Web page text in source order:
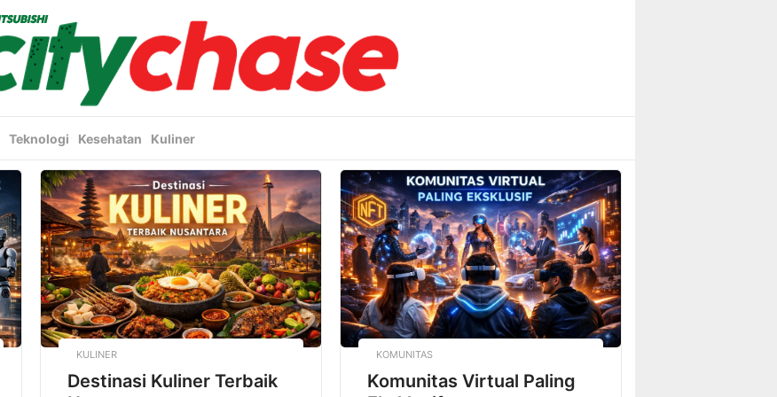
Teknologi Kesehatan Kuliner
KULINER
Destinasi Kuliner Terbaik
KOMUNITAS
Komunitas Virtual Paling